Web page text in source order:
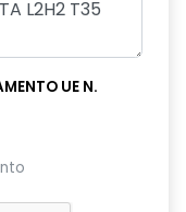
UE N.